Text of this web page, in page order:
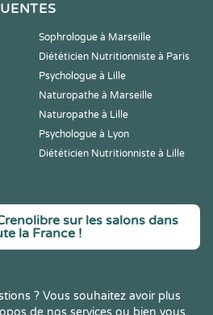
Sophrologue à Marseille
Diététicien Nutritionniste à Paris
Psychologue à Lille
Naturopathe à Marseille
Naturopathe à Lille
Psychologue à Lyon
Diététicien Nutritionniste à Lille
sur les salons dans
la France !
? Vous souhaitez avoir plus
de nos services ou bien vous